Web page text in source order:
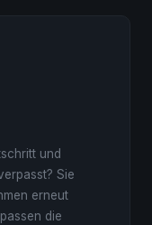
und
Sie
erneut
die